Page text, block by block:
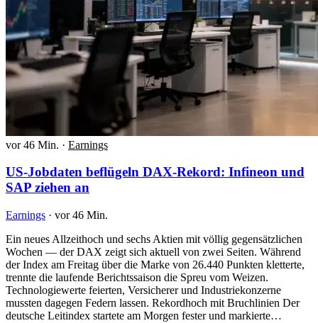
vor 46 Min. · Earnings
US-Jobdaten beflügeln DAX-Rekord: Infineon und
SAP ziehen an
Earnings · vor 46 Min.
Ein neues Allzeithoch und sechs Aktien mit völlig gegensätzlichen
Wochen — der DAX zeigt sich aktuell von zwei Seiten. Während
der Index am Freitag über die Marke von 26.440 Punkten kletterte,
trennte die laufende Berichtssaison die Spreu vom Weizen.
Technologiewerte feierten, Versicherer und Industriekonzerne
mussten dagegen Federn lassen. Rekordhoch mit Bruchlinien Der
deutsche Leitindex startete am Morgen fester und markierte…